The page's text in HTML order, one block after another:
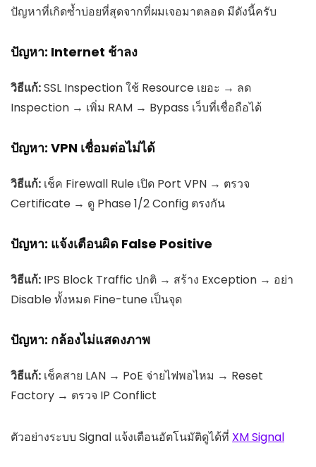
ปัญหาที่เกิดซ้ำบ่อยที่สุดจากที่ผมเจอมาตลอด มีดังนี้ครับ
ปัญหา: Internet ช้าลง
วิธีแก้:SSL Inspection ใช้ Resource เยอะ → ลด
Inspection → เพิ่ม RAM → Bypass เว็บที่เชื่อถือได้
ปัญหา: VPN เชื่อมต่อไม่ได้
วิธีแก้: เช็ค Firewall Rule เปิด Port VPN → ตรวจ
Certificate → ดู Phase 1/2 Config ตรงกัน
ปัญหา: แจ้งเตือนผิด False Positive
วิธีแก้: IPS Block Traffic ปกติ → สร้าง Exception → อย่า
Disable ทั้งหมด Fine-tune เป็นจุด
ปัญหา: กล้องไม่แสดงภาพ
วิธีแก้: เช็คสาย LAN → PoE จ่ายไฟพอไหม → Reset
Factory → ตรวจ IP Conflict
ตัวอย่างระบบ Signal แจ้งเตือนอัตโนมัติดูได้ที่ XM Signal